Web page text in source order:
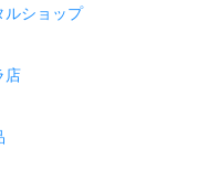
ルショップ
店